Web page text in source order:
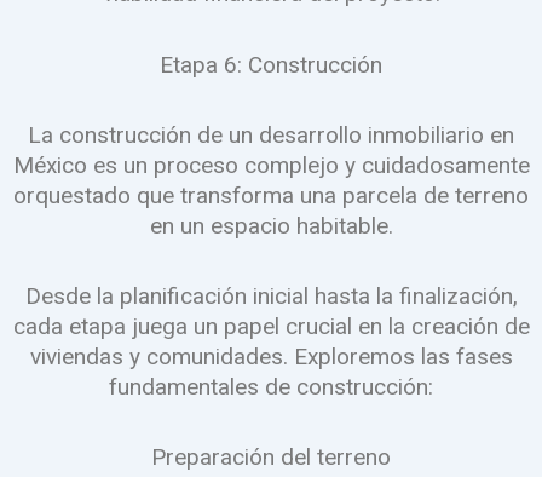
Etapa 6: Construcción
La construcción de un desarrollo inmobiliario en
México es un proceso complejo y cuidadosamente
orquestado que transforma una parcela de terreno
en un espacio habitable.
Desde la planificación inicial hasta la finalización,
cada etapa juega un papel crucial en la creación de
viviendas y comunidades. Exploremos las fases
fundamentales de construcción:
Preparación del terreno